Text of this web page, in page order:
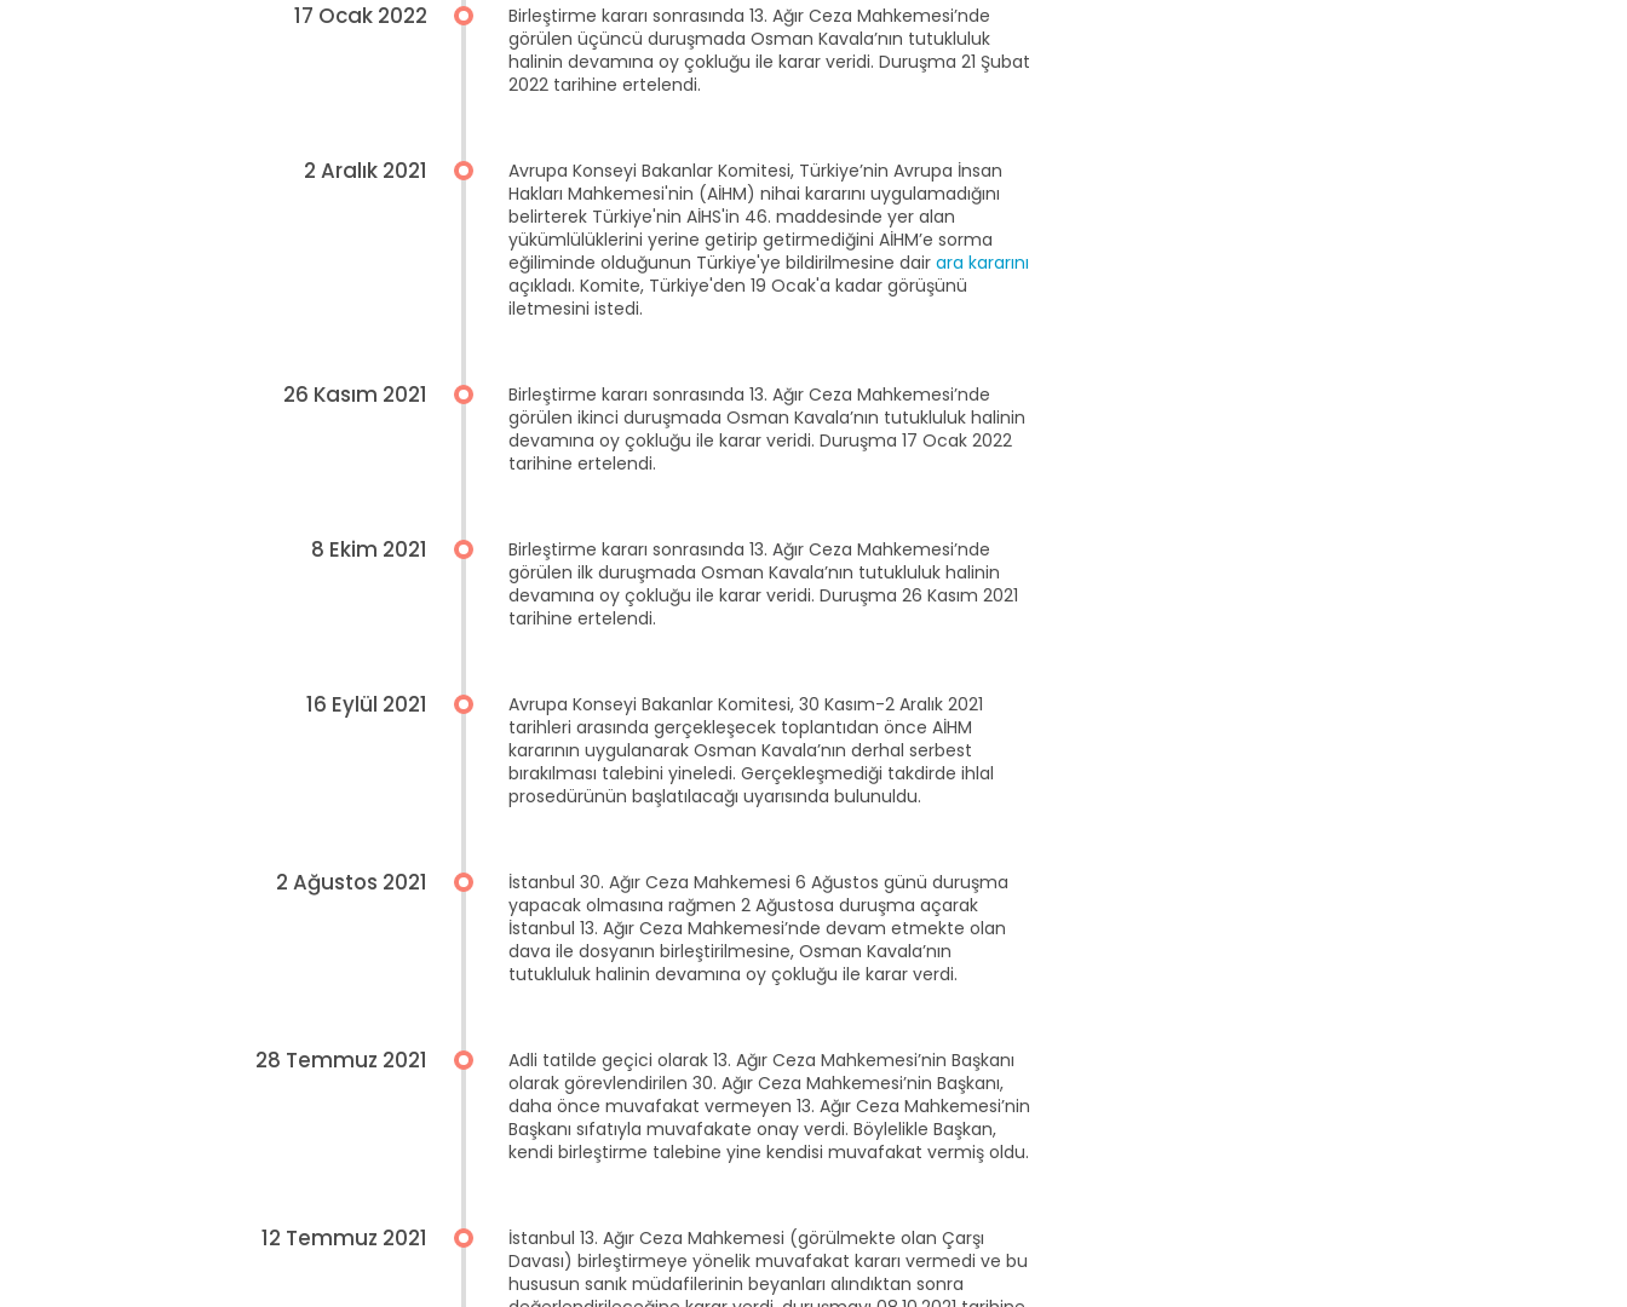
17 Ocak 2022
Birleştirme kararı sonrasında 13. Ağır Ceza Mahkemesi’nde
görülen üçüncü duruşmada Osman Kavala’nın tutukluluk
halinin devamına oy çokluğu ile karar veridi. Duruşma 21 Şubat
2022 tarihine ertelendi.
2 Aralık 2021
Avrupa Konseyi Bakanlar Komitesi, Türkiye’nin Avrupa İnsan
Hakları Mahkemesi'nin (AİHM) nihai kararını uygulamadığını
belirterek Türkiye'nin AİHS'in 46. maddesinde yer alan
yükümlülüklerini yerine getirip getirmediğini AİHM’e sorma
eğiliminde olduğunun Türkiye'ye bildirilmesine dair ara kararını
açıkladı. Komite, Türkiye'den 19 Ocak'a kadar görüşünü
iletmesini istedi.
26 Kasım 2021
Birleştirme kararı sonrasında 13. Ağır Ceza Mahkemesi’nde
görülen ikinci duruşmada Osman Kavala’nın tutukluluk halinin
devamına oy çokluğu ile karar veridi. Duruşma 17 Ocak 2022
tarihine ertelendi.
8 Ekim 2021
Birleştirme kararı sonrasında 13. Ağır Ceza Mahkemesi’nde
görülen ilk duruşmada Osman Kavala’nın tutukluluk halinin
devamına oy çokluğu ile karar veridi. Duruşma 26 Kasım 2021
tarihine ertelendi.
16 Eylül 2021
Avrupa Konseyi Bakanlar Komitesi, 30 Kasım-2 Aralık 2021
tarihleri arasında gerçekleşecek toplantıdan önce AİHM
kararının uygulanarak Osman Kavala’nın derhal serbest
bırakılması talebini yineledi. Gerçekleşmediği takdirde ihlal
prosedürünün başlatılacağı uyarısında bulunuldu.
2 Ağustos 2021
İstanbul 30. Ağır Ceza Mahkemesi 6 Ağustos günü duruşma
yapacak olmasına rağmen 2 Ağustosa duruşma açarak
İstanbul 13. Ağır Ceza Mahkemesi’nde devam etmekte olan
dava ile dosyanın birleştirilmesine, Osman Kavala’nın
tutukluluk halinin devamına oy çokluğu ile karar verdi.
28 Temmuz 2021
Adli tatilde geçici olarak 13. Ağır Ceza Mahkemesi’nin Başkanı
olarak görevlendirilen 30. Ağır Ceza Mahkemesi’nin Başkanı,
daha önce muvafakat vermeyen 13. Ağır Ceza Mahkemesi’nin
Başkanı sıfatıyla muvafakate onay verdi. Böylelikle Başkan,
kendi birleştirme talebine yine kendisi muvafakat vermiş oldu.
12 Temmuz 2021
İstanbul 13. Ağır Ceza Mahkemesi (görülmekte olan Çarşı
Davası) birleştirmeye yönelik muvafakat kararı vermedi ve bu
hususun sanık müdafilerinin beyanları alındıktan sonra